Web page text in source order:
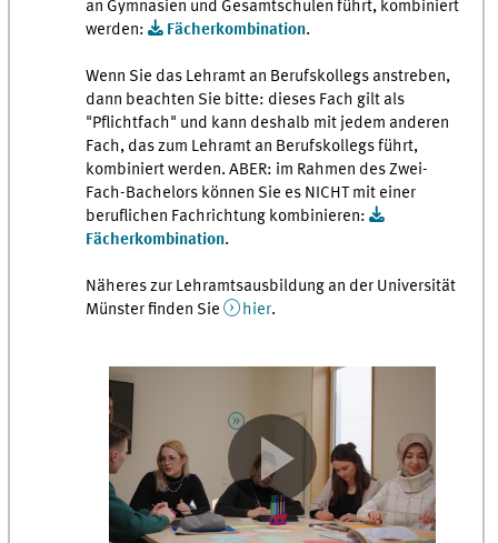
an Gymnasien und Gesamtschulen führt, kombiniert
werden:
Fächerkombination.
Wenn Sie das Lehramt an Berufskollegs anstreben,
dann beachten Sie bitte: dieses Fach gilt als
"Pflichtfach" und kann deshalb mit jedem anderen
Fach, das zum Lehramt an Berufskollegs führt,
kombiniert werden. ABER: im Rahmen des Zwei-
Fach-Bachelors können Sie es NICHT mit einer
beruflichen Fachrichtung kombinieren:
Fächerkombination.
Näheres zur Lehramtsausbildung an der Universität
Münster finden Sie
hier.